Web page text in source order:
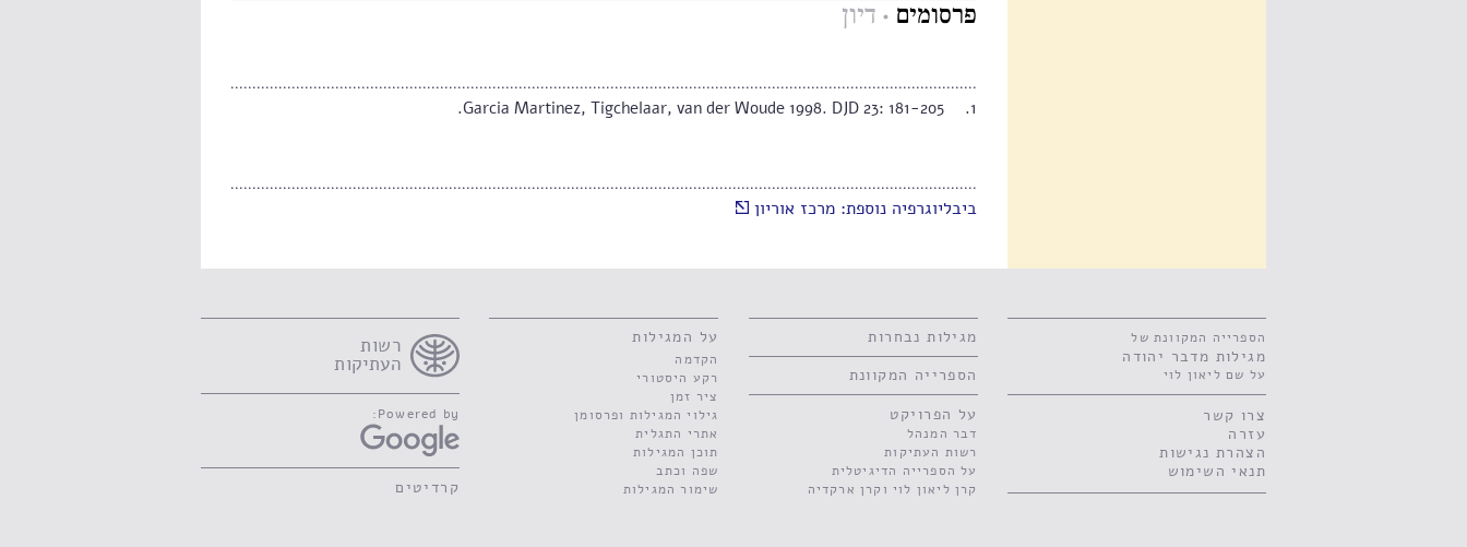
פרסומים דיון
Garcia Martinez, Tigchelaar, van der Woude 1998. DJD 23: 181-205.
ביבליוגרפיה נוספת: מרכז אוריון
הספרייה המקוונת של
מגילות מדבר יהודה
על שם ליאון לוי
צרו קשר
עזרה
‫הצהרת נגישות
תנאי השימוש
מגילות נבחרות
הספרייה המקוונת
על הפרויקט
דבר המנהל
רשות העתיקות
על הספרייה הדיגיטלית
קרן ליאון לוי וקרן ארקדיה
על המגילות
הקדמה
רקע היסטורי
ציר זמן
גילוי המגילות ופרסומן
אתרי התגלית
תוכן המגילות
שפה וכתב
שימור המגילות
רשות
העתיקות
Powered by:
קרדיטים